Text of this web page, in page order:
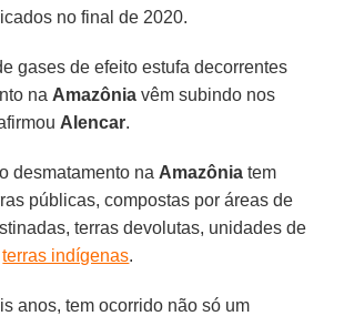
no final de 2020.
gases de efeito estufa decorrentes
na Amazônia vêm subindo nos
Alencar.
desmatamento na Amazônia tem
públicas, compostas por áreas de
terras devolutas, unidades de
terras indígenas.
anos, tem ocorrido não só um